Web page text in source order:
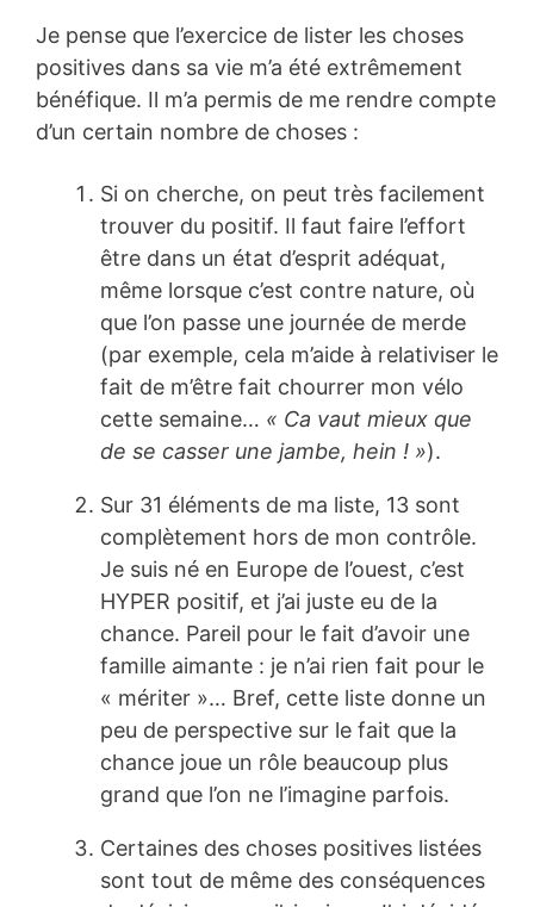
Je pense que l’exercice de lister les choses
positives dans sa vie m’a été extrêmement
bénéfique. Il m’a permis de me rendre compte
d’un certain nombre de choses :
Si on cherche, on peut très facilement
trouver du positif. Il faut faire l’effort
être dans un état d’esprit adéquat,
même lorsque c’est contre nature, où
que l’on passe une journée de merde
(par exemple, cela m’aide à relativiser le
fait de m’être fait chourrer mon vélo
cette semaine… « Ca vaut mieux que
de se casser une jambe, hein ! »).
Sur 31 éléments de ma liste, 13 sont
complètement hors de mon contrôle.
Je suis né en Europe de l’ouest, c’est
HYPER positif, et j’ai juste eu de la
chance. Pareil pour le fait d’avoir une
famille aimante : je n’ai rien fait pour le
« mériter »… Bref, cette liste donne un
peu de perspective sur le fait que la
chance joue un rôle beaucoup plus
grand que l’on ne l’imagine parfois.
Certaines des choses positives listées
sont tout de même des conséquences